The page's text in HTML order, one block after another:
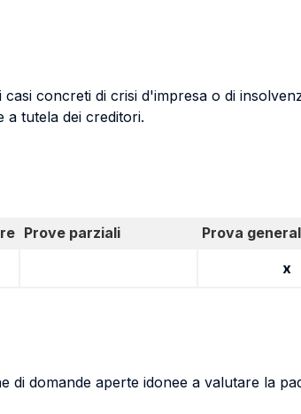
concreti di crisi d'impresa o di
a tutela dei creditori.
Prove parziali
Prova
x
domande aperte idonee a valutare la